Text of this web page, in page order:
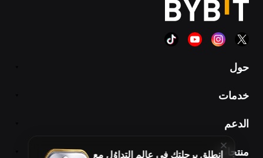
حول
خدمات
الدعم
منتجاتانطلِق برحلتك في عالم التداوُل مع